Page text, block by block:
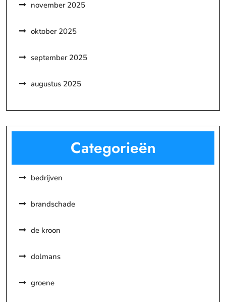
november 2025
oktober 2025
september 2025
augustus 2025
Categorieën
bedrijven
brandschade
de kroon
dolmans
groene